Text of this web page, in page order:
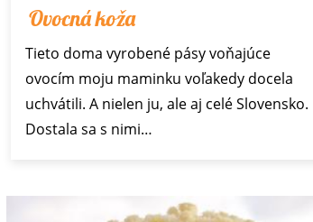
Ovocná koža
Tieto doma vyrobené pásy voňajúce
ovocím moju maminku voľakedy docela
uchvátili. A nielen ju, ale aj celé Slovensko.
Dostala sa s nimi…